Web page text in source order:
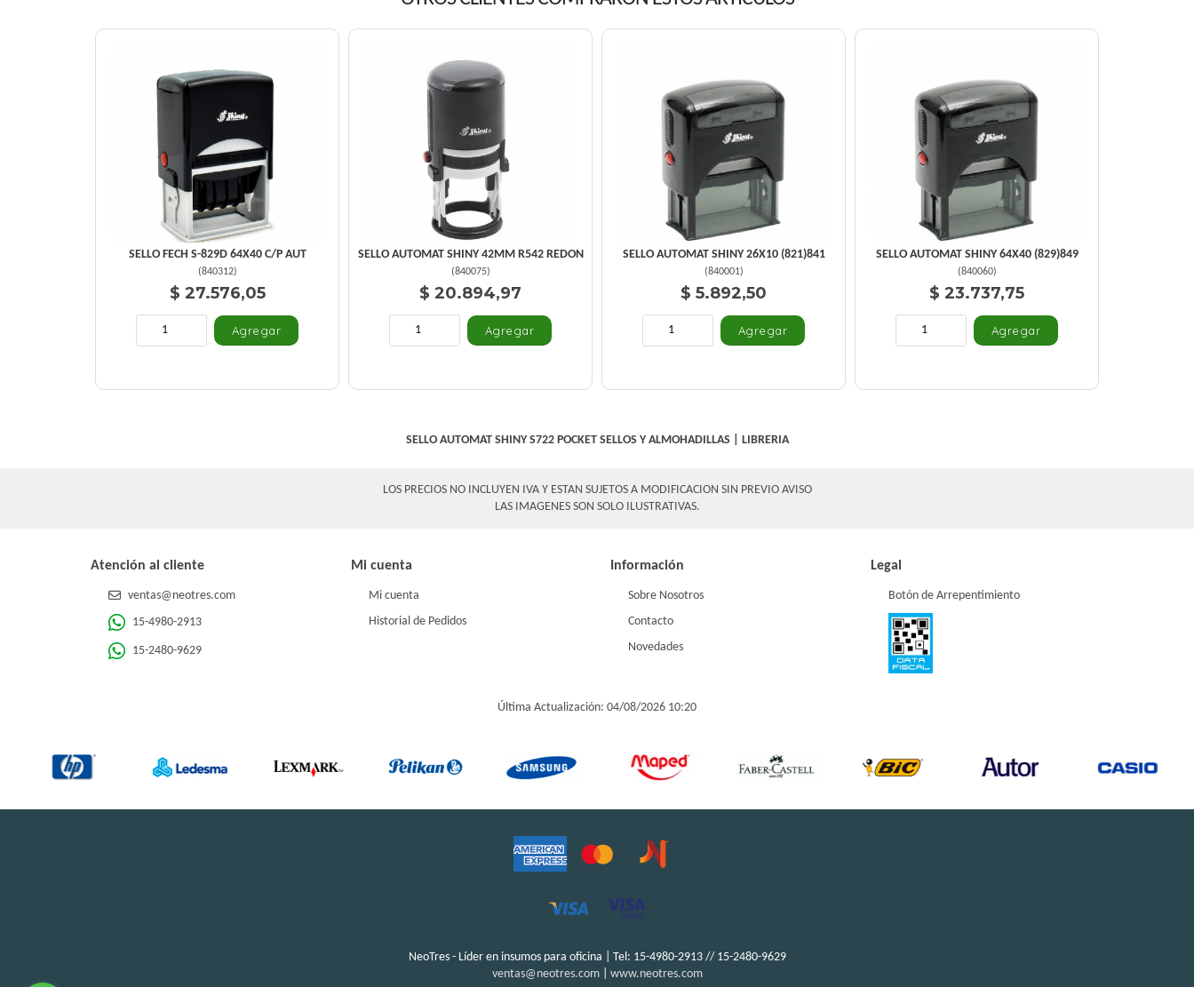
SELLO FECH S-829D 64X40 C/P AUT
(840312)
$ 27.576,05
SELLO AUTOMAT SHINY 42MM R542 REDON
(840075)
$ 20.894,97
SELLO AUTOMAT SHINY 26X10 (821)841
(840001)
$ 5.892,50
SELLO AUTOMAT SHINY 64X40 (829)849
(840060)
$ 23.737,75
SELLO AUTOMAT SHINY S722 POCKET SELLOS Y ALMOHADILLAS LIBRERIA
LOS PRECIOS NO INCLUYEN IVA Y ESTAN SUJETOS A MODIFICACION SIN PREVIO AVISO
LAS IMAGENES SON SOLO ILUSTRATIVAS.
Atención al cliente
ventas@neotres.com
15-4980-2913
15-2480-9629
Mi cuenta
Mi cuenta
Historial de Pedidos
Información
Sobre Nosotros
Contacto
Novedades
Legal
Botón de Arrepentimiento
Última Actualización: 04/08/2026 10:20
NeoTres - Líder en insumos para oficina | Tel: 15-4980-2913 // 15-2480-9629
ventas@neotres.com| www.neotres.com